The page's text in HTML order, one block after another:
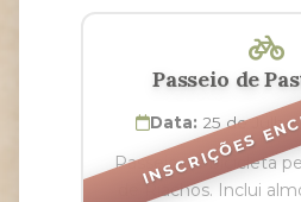
INSCRIÇÕES
Passeio de
Data: 25 de
Passeio de bicicleta
de Riachos. Inclui